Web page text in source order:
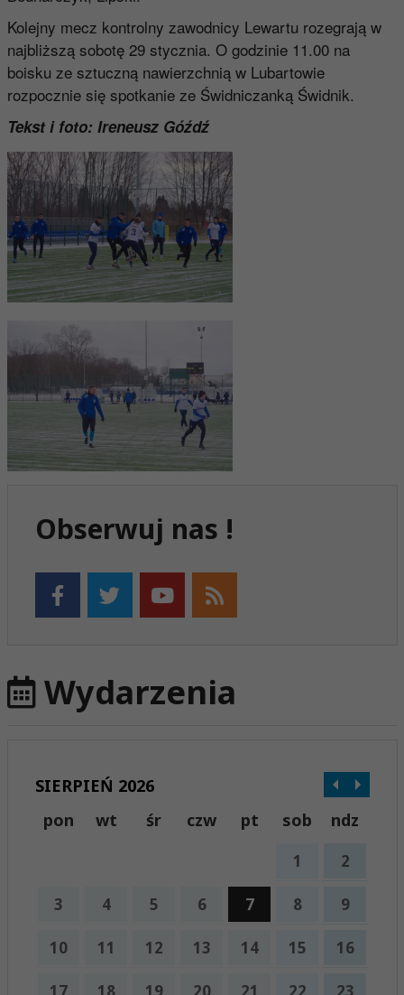
Kolejny mecz kontrolny zawodnicy Lewartu rozegrają w
najbliższą sobotę 29 stycznia. O godzinie 11.00 na
boisku ze sztuczną nawierzchnią w Lubartowie
rozpocznie się spotkanie ze Świdniczanką Świdnik.
Tekst i foto: Ireneusz Góźdź
Obserwuj nas !
Wydarzenia
SIERPIEŃ 2026
pon
wt śr czw pt sob ndz
1 2
3 4 5 6 7 8 9
10 11 12 13 14 15 16
17 18 19 20 21 22 23